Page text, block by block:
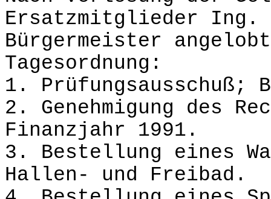
Ersatzmitglieder Ing.
Bürgermeister
Tagesordnung:
1. Prüfungsausschuß;
2. Genehmigung des
Finanzjahr 1991.
3. Bestellung eines
Hallen- und Freibad.